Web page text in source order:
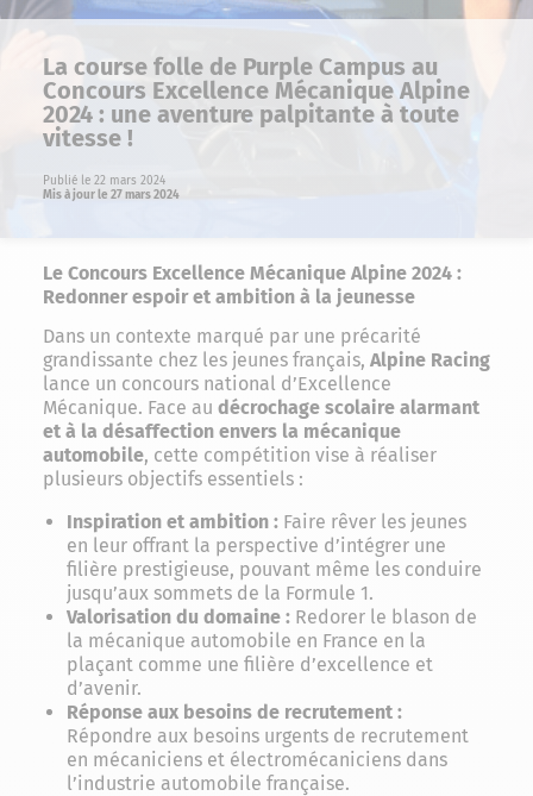
La course folle de Purple Campus au
Concours Excellence Mécanique Alpine
2024 : une aventure palpitante à toute
vitesse !
Publié le 22 mars 2024
Mis à jour le 27 mars 2024
Le Concours Excellence Mécanique Alpine 2024 :
Redonner espoir et ambition à la jeunesse
Dans un contexte marqué par une précarité
grandissante chez les jeunes français, Alpine Racing
lance un concours national d’Excellence
Mécanique. Face au décrochage scolaire alarmant
et à la désaffection envers la mécanique
automobile, cette compétition vise à réaliser
plusieurs objectifs essentiels :
Inspiration et ambition : Faire rêver les jeunes
en leur offrant la perspective d’intégrer une
filière prestigieuse, pouvant même les conduire
jusqu’aux sommets de la Formule 1.
Valorisation du domaine : Redorer le blason de
la mécanique automobile en France en la
plaçant comme une filière d’excellence et
d’avenir.
Réponse aux besoins de recrutement :
Répondre aux besoins urgents de recrutement
en mécaniciens et électromécaniciens dans
l’industrie automobile française.